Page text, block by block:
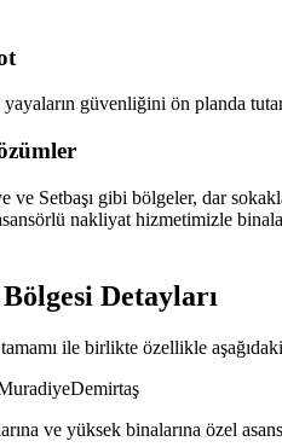
güvenliğini ön planda
Setbaşı gibi bölgeler, dar
nakliyat hizmetimizle
Detayları
ile birlikte özellikle
Demirtaş
ve yüksek binalarına özel